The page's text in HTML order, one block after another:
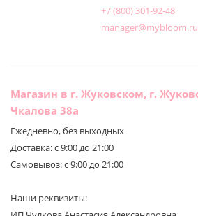
+7 (800) 301-92-48
manager@mybloom.ru
Магазин в г. Жуковском, г.
Чкалова 38а
Ежедневно, без выходных
Доставка: с 9:00 до 21:00
Самовывоз: с 9:00 до 21:00
Наши реквизиты: